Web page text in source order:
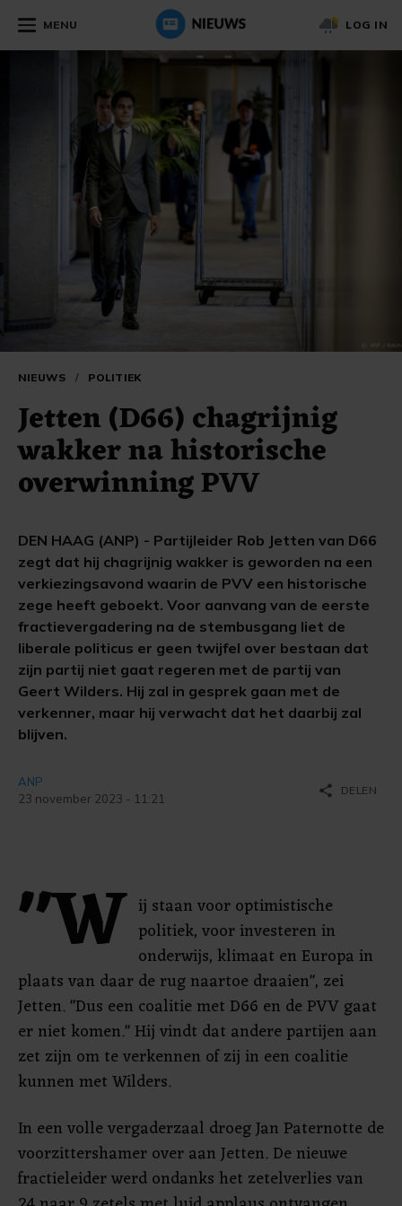
MENU LOG IN
NIEUWS / POLITIEK
Jetten (D66) chagrijnig
wakker na historische
overwinning PVV
DEN HAAG (ANP) - Partijleider Rob Jetten van D66
zegt dat hij chagrijnig wakker is geworden na een
verkiezingsavond waarin de PVV een historische
zege heeft geboekt. Voor aanvang van de eerste
fractievergadering na de stembusgang liet de
liberale politicus er geen twijfel over bestaan dat
zijn partij niet gaat regeren met de partij van
Geert Wilders. Hij zal in gesprek gaan met de
verkenner, maar hij verwacht dat het daarbij zal
blijven.
ANP
23 november 2023 - 11:21
share DELEN
"W ij staan voor optimistische
politiek, voor investeren in
onderwijs, klimaat en Europa in
plaats van daar de rug naartoe draaien", zei
Jetten. "Dus een coalitie met D66 en de PVV gaat
er niet komen." Hij vindt dat andere partijen aan
zet zijn om te verkennen of zij in een coalitie
kunnen met Wilders.
In een volle vergaderzaal droeg Jan Paternotte de
voorzittershamer over aan Jetten. De nieuwe
fractieleider werd ondanks het zetelverlies van